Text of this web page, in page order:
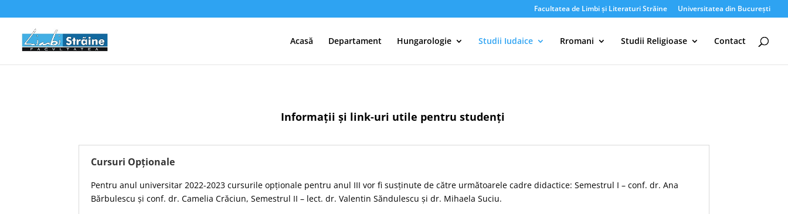
Facultatea de Limbi și Literaturi Străine Universitatea din București
Acasă Departament Hungarologie Studii Iudaice Rromani Studii Religioase Contact
Informații și link-uri utile pentru studenți
Cursuri Opționale
Pentru anul universitar 2022-2023 cursurile opționale pentru anul III vor fi susținute de către următoarele cadre didactice: Semestrul I – conf. dr. Ana
Bărbulescu și conf. dr. Camelia Crăciun, Semestrul II – lect. dr. Valentin Săndulescu și dr. Mihaela Suciu.